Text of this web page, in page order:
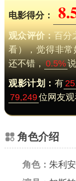
电影得分：
观众评价：百分
看），觉得非常
还不错，0.5%
观影计划： 有
79,249位网友观
角色介绍
角色： 朱利